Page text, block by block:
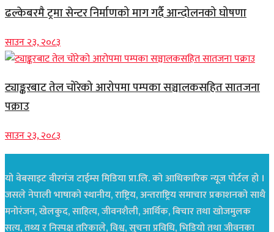
ढल्केबरमै ट्रमा सेन्टर निर्माणको माग गर्दै आन्दोलनको घोषणा
साउन २३, २०८३
ट्याङ्करबाट तेल चोरेको आरोपमा पम्पका सञ्चालकसहित सातजना
पक्राउ
साउन २३, २०८३
यो वेबसाइट वीरगंज टाईम्स मिडिया प्रा.लि. को आधिकारिक न्यूज पोर्टल हो ।
जसले नेपाली भाषाको स्थानीय, राष्ट्रिय, अन्तराष्ट्रिय समाचार प्रकाशनको साथै
मनोरंजन, खेलकुद, साहित्य, जीवनशैली, आर्थिक, बिचार तथा खोजमुलक
सत्य, तथ्य र निस्पक्ष तरिकाले, विश्व, सुचना प्रविधि, भिडियो तथा जीवनका